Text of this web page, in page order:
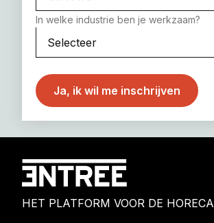
In welke industrie ben je werkzaam?
HET PLATFORM VOOR DE HORECA